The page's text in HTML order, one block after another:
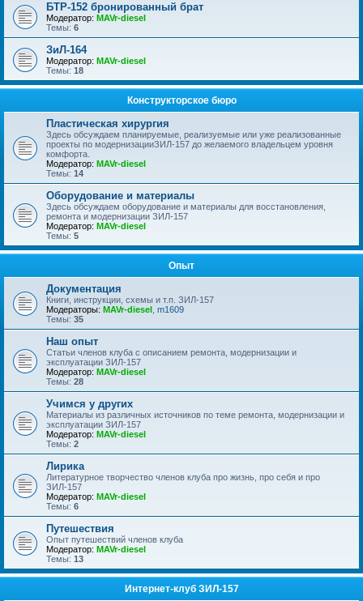
БТР-152 бронированный брат
Модератор: MAVr-diesel
Темы: 6
ЗиЛ-164
Модератор: MAVr-diesel
Темы: 18
Конструкторское бюро
Пластическая хирургия
Здесь обсуждаем планируемые, реализуемые или уже реализованные
проекты по модернизацииЗИЛ-157 до желаемого владельцем уровня
комфорта.
Модератор: MAVr-diesel
Темы: 14
Оборудование и материалы
Здесь обсуждаем оборудование и материалы для восстановления,
ремонта и модернизации ЗИЛ-157
Модератор: MAVr-diesel
Темы: 5
Опыт
Документация
Книги, инструкции, схемы и т.п. ЗИЛ-157
Модераторы: MAVr-diesel m1609
Темы: 35
Наш опыт
Статьи членов клуба с описанием ремонта, модернизации и
эксплуатации ЗИЛ-157
Модератор: MAVr-diesel
Темы: 28
Учимся у других
Материалы из различных источников по теме ремонта, модернизации и
эксплуатации ЗИЛ-157
Модератор: MAVr-diesel
Темы: 2
Лирика
Литературное творчество членов клуба про жизнь, про себя и про
ЗИЛ-157
Модератор: MAVr-diesel
Темы: 6
Путешествия
Опыт путешествий членов клуба
Модератор: MAVr-diesel
Темы: 13
Интернет-клуб ЗИЛ-157